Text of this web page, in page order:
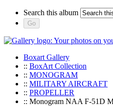
Search this album
Boxart Gallery
:: BoxArt Collection
:: MONOGRAM
:: MILITARY AIRCRAFT
:: PROPELLER
:: Monogram NAA F-51D